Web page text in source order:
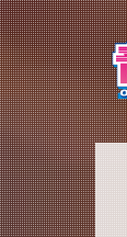
コ
ン
テ
ン
ツ
へ
ス
キ
ッ
プ